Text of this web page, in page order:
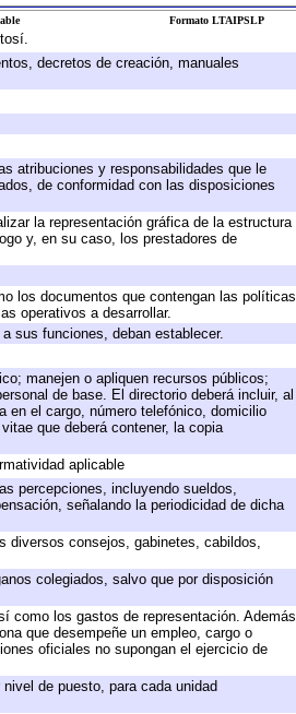
Formato LTAIPSLP
decretos de creación, manuales
atribuciones y responsabilidades que le
de conformidad con las disposiciones
la representación gráfica de la estructura
y, en su caso, los prestadores de
los documentos que contengan las políticas
operativos a desarrollar.
sus funciones, deban establecer.
manejen o apliquen recursos públicos;
de base. El directorio deberá incluir, al
en el cargo, número telefónico, domicilio
que deberá contener, la copia
aplicable
percepciones, incluyendo sueldos,
señalando la periodicidad de dicha
diversos consejos, gabinetes, cabildos,
colegiados, salvo que por disposición
como los gastos de representación. Además
que desempeñe un empleo, cargo o
oficiales no supongan el ejercicio de
de puesto, para cada unidad